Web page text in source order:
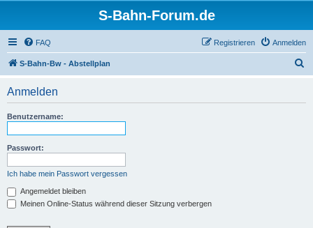
S-Bahn-Forum.de
FAQ Anmelden
Registrieren
S-Bahn-Bw - Abstellplan
Anmelden
Benutzername:
Passwort:
Ich habe mein Passwort vergessen
Angemeldet bleiben
Meinen Online-Status während dieser Sitzung verbergen